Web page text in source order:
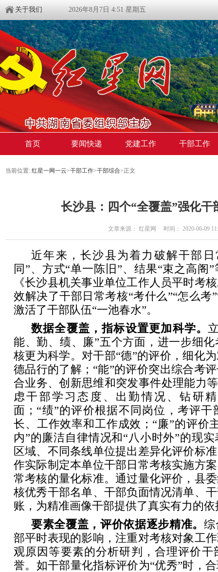
关于我们 2026年8月7日 4:51 星期五
首页 要闻快递 党建工作 干部工作
当前位置: 红星一网一云>干部工作>干部综合>正文
长沙县：四个“全覆盖”强化干
文章来源： 红星网 时间： 2020-06-09
近年来，长沙县为着力破解干部
同”、方式“单一陈旧”、结果“束之高阁
《长沙县机关事业单位工作人员平时考
效解决了干部日常考核“考什么”“怎么考
激活了干部队伍“一池春水”。
数据全覆盖，指标设置更加科学。
能、勤、绩、廉”五个方面，进一步细
核更为科学。对干部“德”的评价，细化
德品行的了解；“能”的评价突出综合考
合业务、创新思维和突发事件处理能力
虑干部学习态度、出勤情况、钻研
面；“绩”的评价根据不同岗位，考评
长、工作效率和工作成效；“廉”的评价
内”的廉洁自律情况和“八小时外”的现
区域、不同条线单位提出差异化评价标
作实际制定本单位干部日常考核实施方
常考核的量化标准。通过量化评价，县
核优秀干部名单、干部负面情况清单、
账，为精准画像干部提供了真实有力的依
要素全覆盖，评价依据逐步精准。 综
部平时表现的影响，注重对考核对象工
观原因等要素的分析研判，合理评价干
誉。如干部量化指标评价为“优秀”时，